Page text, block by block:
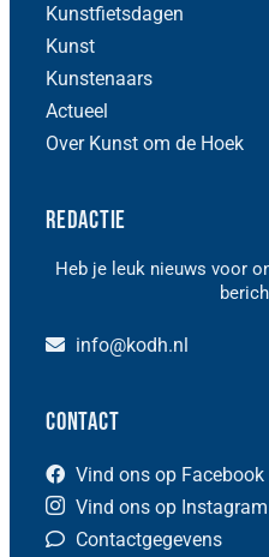
Kunstfietsdagen
Kunst
Kunstenaars
Actueel
Over Kunst om de Hoek
Redactie
Heb je leuk nieuws voor
info@kodh.nl
Contact
Vind ons op Facebook
Vind ons op Instagram
Contactgegevens